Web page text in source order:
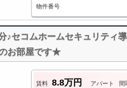
物件番号
♪セコムホームセキュリティ
お部屋です★
賃料 8.8万円 アパート
間